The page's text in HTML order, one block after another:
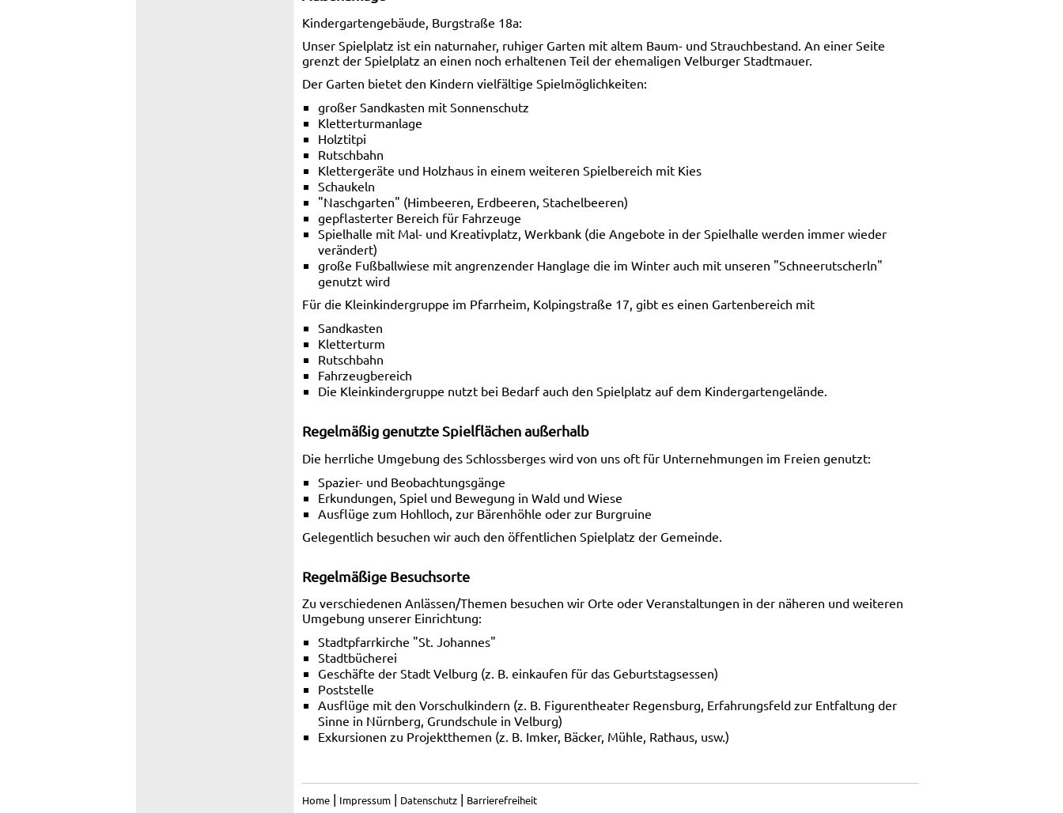
Kindergartengebäude, Burgstraße 18a:
Unser Spielplatz ist ein naturnaher, ruhiger Garten mit altem Baum- und Strauchbestand. An einer Seite
grenzt der Spielplatz an einen noch erhaltenen Teil der ehemaligen Velburger Stadtmauer.
Der Garten bietet den Kindern vielfältige Spielmöglichkeiten:
großer Sandkasten mit Sonnenschutz
Kletterturmanlage
Holztitpi
Rutschbahn
Klettergeräte und Holzhaus in einem weiteren Spielbereich mit Kies
Schaukeln
"Naschgarten" (Himbeeren, Erdbeeren, Stachelbeeren)
gepflasterter Bereich für Fahrzeuge
Spielhalle mit Mal- und Kreativplatz, Werkbank (die Angebote in der Spielhalle werden immer wieder
verändert)
große Fußballwiese mit angrenzender Hanglage die im Winter auch mit unseren "Schneerutscherln"
genutzt wird
Für die Kleinkindergruppe im Pfarrheim, Kolpingstraße 17, gibt es einen Gartenbereich mit
Sandkasten
Kletterturm
Rutschbahn
Fahrzeugbereich
Die Kleinkindergruppe nutzt bei Bedarf auch den Spielplatz auf dem Kindergartengelände.
Regelmäßig genutzte Spielflächen außerhalb
Die herrliche Umgebung des Schlossberges wird von uns oft für Unternehmungen im Freien genutzt:
Spazier- und Beobachtungsgänge
Erkundungen, Spiel und Bewegung in Wald und Wiese
Ausflüge zum Hohlloch, zur Bärenhöhle oder zur Burgruine
Gelegentlich besuchen wir auch den öffentlichen Spielplatz der Gemeinde.
Regelmäßige Besuchsorte
Zu verschiedenen Anlässen/Themen besuchen wir Orte oder Veranstaltungen in der näheren und weiteren
Umgebung unserer Einrichtung:
Stadtpfarrkirche "St. Johannes"
Stadtbücherei
Geschäfte der Stadt Velburg (z. B. einkaufen für das Geburtstagsessen)
Poststelle
Ausflüge mit den Vorschulkindern (z. B. Figurentheater Regensburg, Erfahrungsfeld zur Entfaltung der
Sinne in Nürnberg, Grundschule in Velburg)
Exkursionen zu Projektthemen (z. B. Imker, Bäcker, Mühle, Rathaus, usw.)
Home | Impressum | Datenschutz | Barrierefreiheit